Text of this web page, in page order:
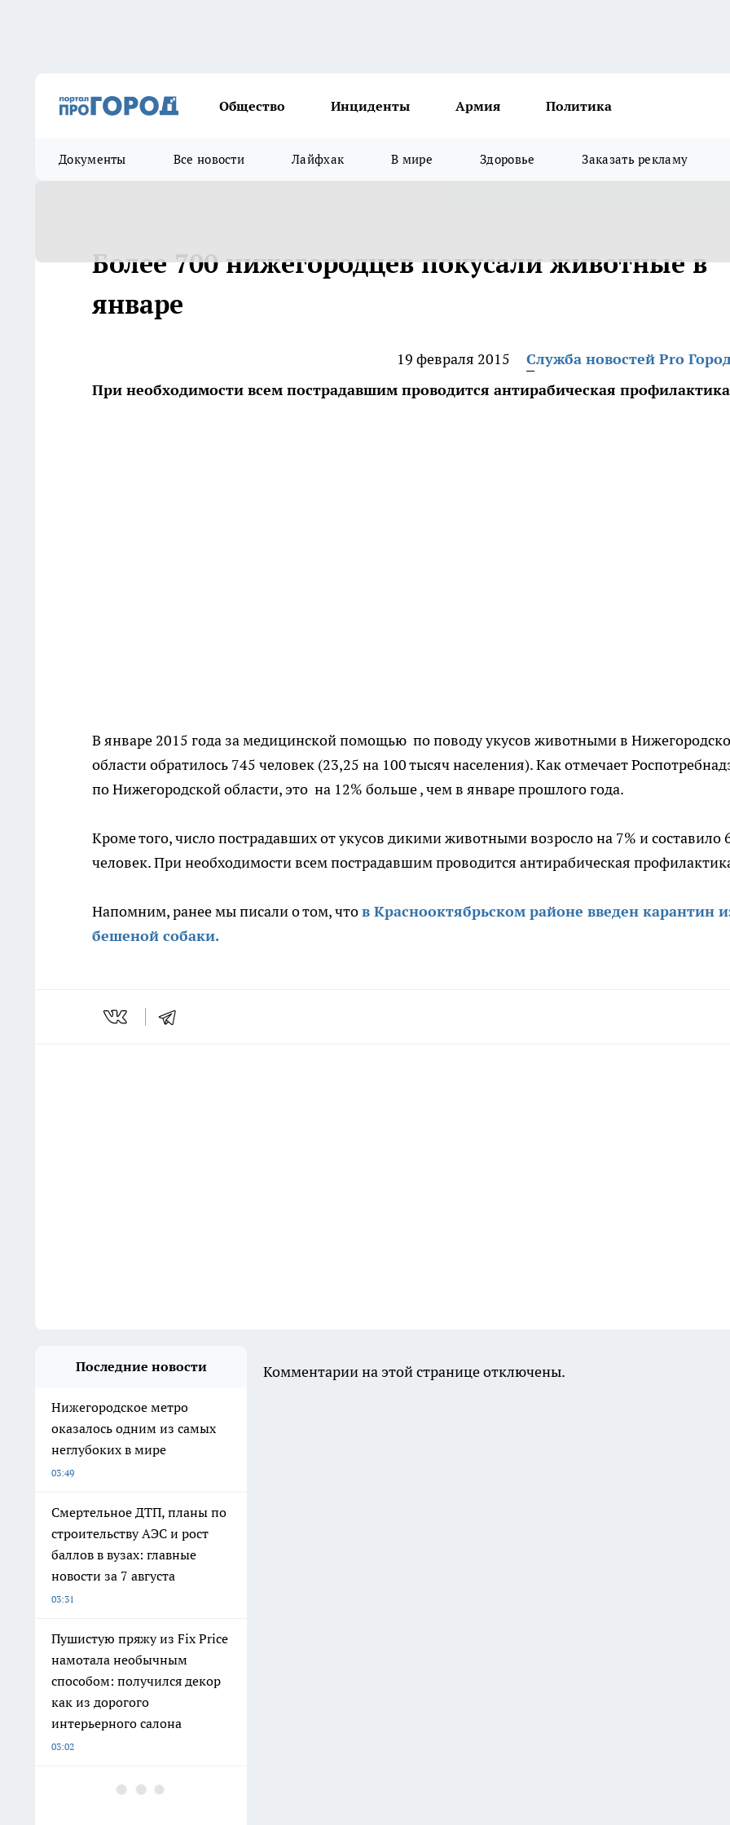
Общество Инциденты Армия Политика
Документы Все новости Лайфхак В мире Здоровье Заказать рекламу
Более 700 нижегородцев покусали животные в
январе
19 февраля 2015
Служба новостей Pro
При необходимости всем пострадавшим проводится антирабическая профилактика
В январе 2015 года за медицинской помощью по поводу укусов животными в
области обратилось 745 человек (23,25 на 100 тысяч населения). Как отмечает
по Нижегородской области, это на 12% больше , чем в январе прошлого года.
Кроме того, число пострадавших от укусов дикими животными возросло на 7% и составило
человек. При необходимости всем пострадавшим проводится антирабическая
Напомним, ранее мы писали о том, чтов Краснооктябрьском районе введен карантин
бешеной собаки.
Последние новости
Нижегородское метро
оказалось одним из самых
неглубоких в мире
03:49
Смертельное ДТП, планы по
строительству АЭС и рост
баллов в вузах: главные
новости за 7 августа
03:31
Пушистую пряжу из Fix Price
намотала необычным
способом: получился декор
как из дорогого
интерьерного салона
03:02
5 кг баклажанов и 3 кг
Комментарии на этой странице отключены.